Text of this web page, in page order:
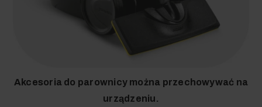
Akcesoria do parownicy można przechowywać na
urządzeniu.